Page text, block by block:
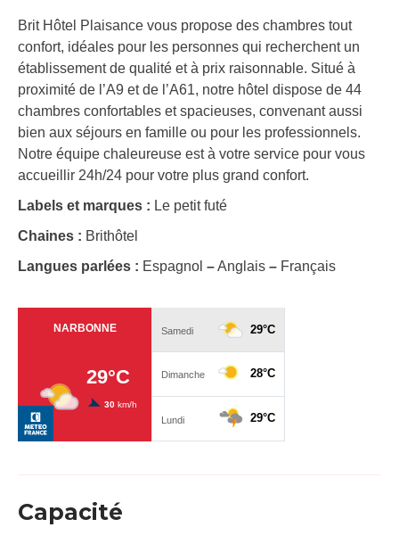
Brit Hôtel Plaisance vous propose des chambres tout
confort, idéales pour les personnes qui recherchent un
établissement de qualité et à prix raisonnable. Situé à
proximité de l’A9 et de l’A61, notre hôtel dispose de 44
chambres confortables et spacieuses, convenant aussi
bien aux séjours en famille ou pour les professionnels.
Notre équipe chaleureuse est à votre service pour vous
accueillir 24h/24 pour votre plus grand confort.
Labels et marques : Le petit futé
Chaines : Brithôtel
Langues parlées : Espagnol –Anglais – Français
Capacité